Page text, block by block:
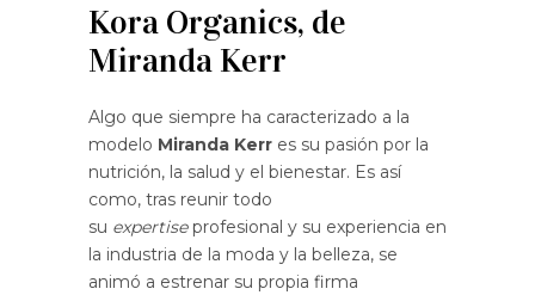
Kora Organics, de
Miranda Kerr
Algo que siempre ha caracterizado a la
modelo Miranda Kerr es su pasión por la
nutrición, la salud y el bienestar. Es así
como, tras reunir todo
su expertiseprofesional y su experiencia en
la industria de la moda y la belleza, se
animó a estrenar su propia firma